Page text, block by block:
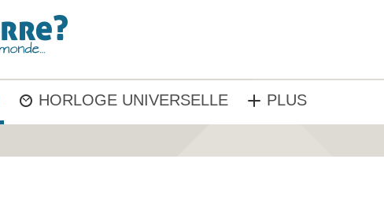
HORLOGE UNIVERSELLE PLUS